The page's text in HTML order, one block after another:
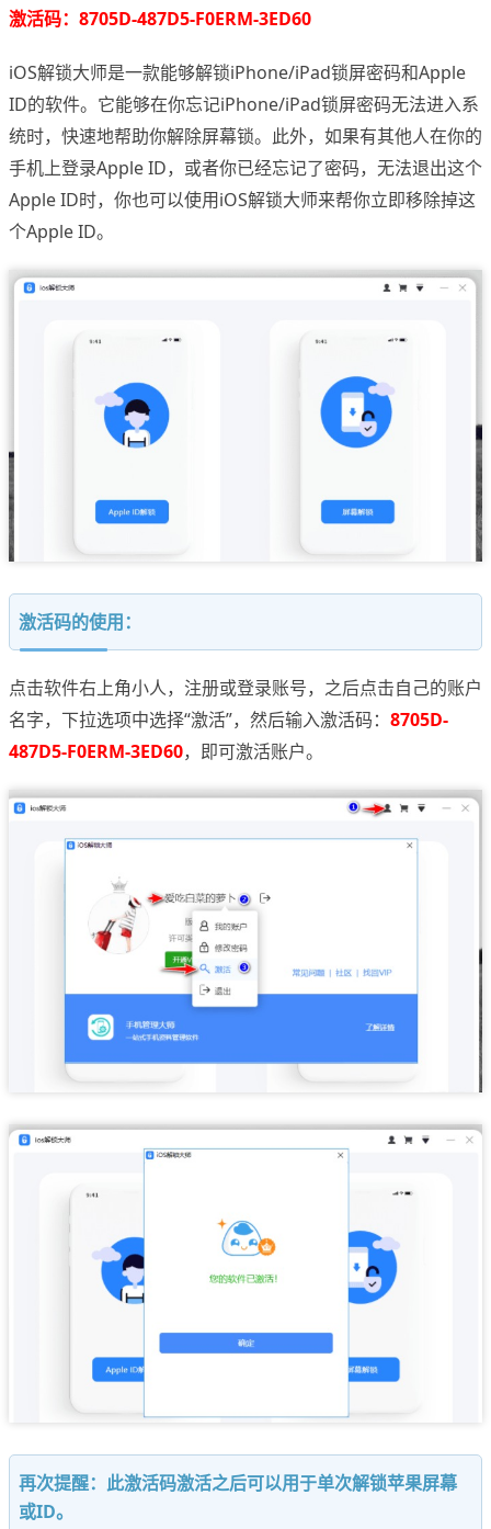
激活码：8705D-487D5-F0ERM-3ED60
iOS解锁大师是一款能够解锁iPhone/iPad锁屏密码和Apple
ID的软件。它能够在你忘记iPhone/iPad锁屏密码无法进入系
统时，快速地帮助你解除屏幕锁。此外，如果有其他人在你的
手机上登录Apple ID，或者你已经忘记了密码，无法退出这个
Apple ID时，你也可以使用iOS解锁大师来帮你立即移除掉这
个Apple ID。
激活码的使用：
点击软件右上角小人，注册或登录账号，之后点击自己的账户
名字，下拉选项中选择“激活”，然后输入激活码： 8705D-
487D5-F0ERM-3ED60，即可激活账户。
再次提醒：此激活码激活之后可以用于单次解锁苹果屏幕
或ID。